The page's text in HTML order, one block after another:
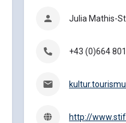
Julia Mathis-
+43 (0)664
http://